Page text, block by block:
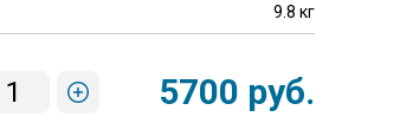
9.8 кг
1 5700 руб.